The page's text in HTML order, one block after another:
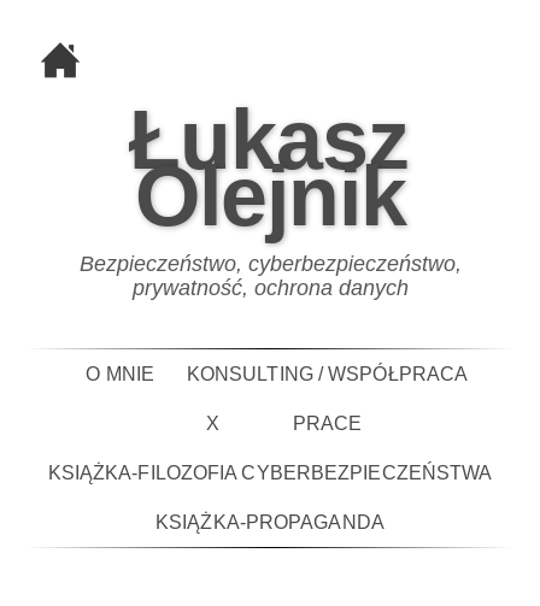
Łukasz
Olejnik
Bezpieczeństwo, cyberbezpieczeństwo,
prywatność, ochrona danych
O MNIE KONSULTING / WSPÓŁPRACA
X PRACE
KSIĄŻKA-FILOZOFIA CYBERBEZPIECZEŃSTWA
KSIĄŻKA-PROPAGANDA